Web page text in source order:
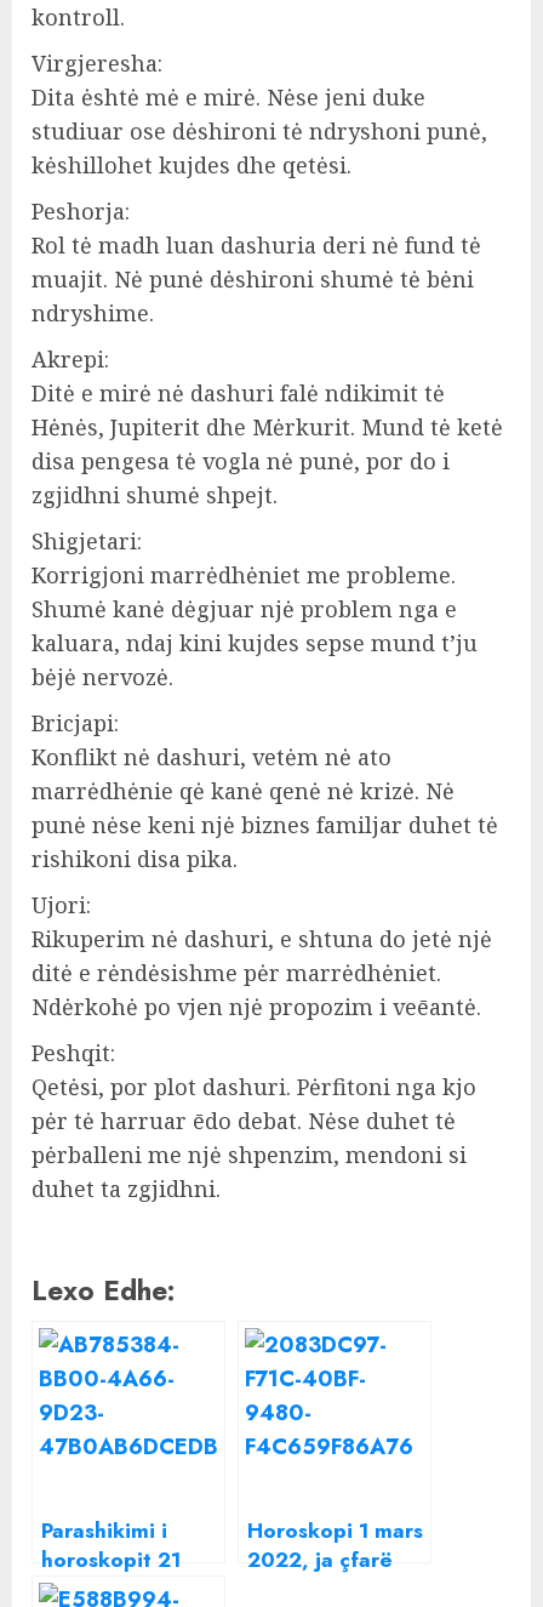
kontroll.
Virgjeresha:
Dita ėshtė mė e mirė. Nėse jeni duke
studiuar ose dėshironi tė ndryshoni punė,
kėshillohet kujdes dhe qetėsi.
Peshorja:
Rol tė madh luan dashuria deri nė fund tė
muajit. Nė punė dėshironi shumė tė bėni
ndryshime.
Akrepi:
Ditė e mirė nė dashuri falė ndikimit tė
Hėnės, Jupiterit dhe Mėrkurit. Mund tė ketė
disa pengesa tė vogla nė punė, por do i
zgjidhni shumė shpejt.
Shigjetari:
Korrigjoni marrėdhėniet me probleme.
Shumė kanė dėgjuar njė problem nga e
kaluara, ndaj kini kujdes sepse mund t’ju
bėjė nervozė.
Bricjapi:
Konflikt nė dashuri, vetėm nė ato
marrėdhėnie qė kanė qenė nė krizė. Nė
punė nėse keni njė biznes familjar duhet tė
rishikoni disa pika.
Ujori:
Rikuperim nė dashuri, e shtuna do jetė njė
ditė e rėndėsishme pėr marrėdhėniet.
Ndėrkohė po vjen njė propozim i veēantė.
Peshqit:
Qetėsi, por plot dashuri. Pėrfitoni nga kjo
pėr tė harruar ēdo debat. Nėse duhet tė
pėrballeni me njė shpenzim, mendoni si
duhet ta zgjidhni.
Lexo Edhe:
Parashikimi i
horoskopit 21
mars 2022, çfarë
Horoskopi 1 mars
2022, ja çfarë